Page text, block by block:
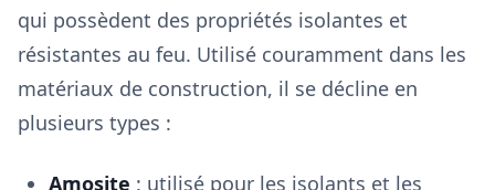
qui possèdent des propriétés isolantes et
résistantes au feu. Utilisé couramment dans les
matériaux de construction, il se décline en
plusieurs types :
Amosite : utilisé pour les isolants et les